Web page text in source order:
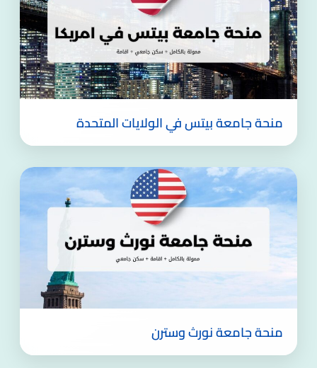
منحة جامعة بيتس في الولايات المتحدة
منحة جامعة نورث وسترن